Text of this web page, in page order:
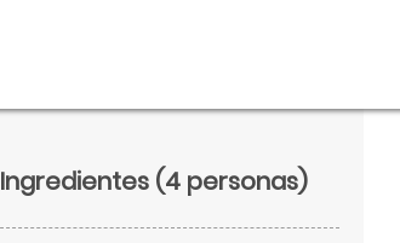
Ingredientes (4 personas)